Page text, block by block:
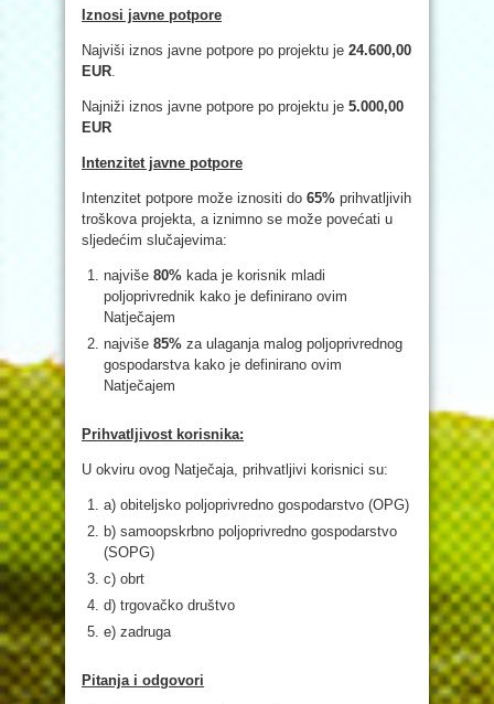
Iznosi javne potpore
Najviši iznos javne potpore po projektu je 24.600,00
EUR.
Najniži iznos javne potpore po projektu je 5.000,00
EUR
Intenzitet javne potpore
Intenzitet potpore može iznositi do 65% prihvatljivih
troškova projekta, a iznimno se može povećati u
sljedećim slučajevima:
najviše 80% kada je korisnik mladi
poljoprivrednik kako je definirano ovim
Natječajem
najviše 85% za ulaganja malog poljoprivrednog
gospodarstva kako je definirano ovim
Natječajem
Prihvatljivost korisnika:
U okviru ovog Natječaja, prihvatljivi korisnici su:
a) obiteljsko poljoprivredno gospodarstvo (OPG)
b) samoopskrbno poljoprivredno gospodarstvo
(SOPG)
c) obrt
d) trgovačko društvo
e) zadruga
Pitanja i odgovori